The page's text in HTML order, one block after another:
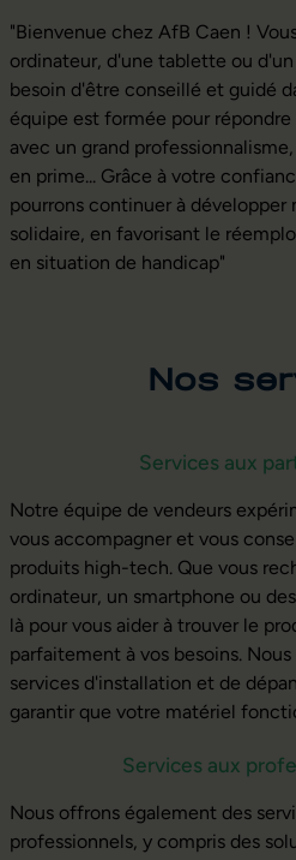
"Bienvenue chez AfB Caen !
ordinateur, d'une tablette ou
besoin d'être conseillé et guidé
équipe est formée pour
avec un grand
en prime... Grâce à votre
pourrons continuer à
solidaire, en favorisant le
en situation de handicap"
Nos
Services aux
Notre équipe de vendeurs
vous accompagner et vous
produits high-tech. Que vous
ordinateur, un smartphone ou
là pour vous aider à trouver le
parfaitement à vos besoins.
services d'installation et de
garantir que votre matériel
Services aux
Nous offrons également des
professionnels, y compris des